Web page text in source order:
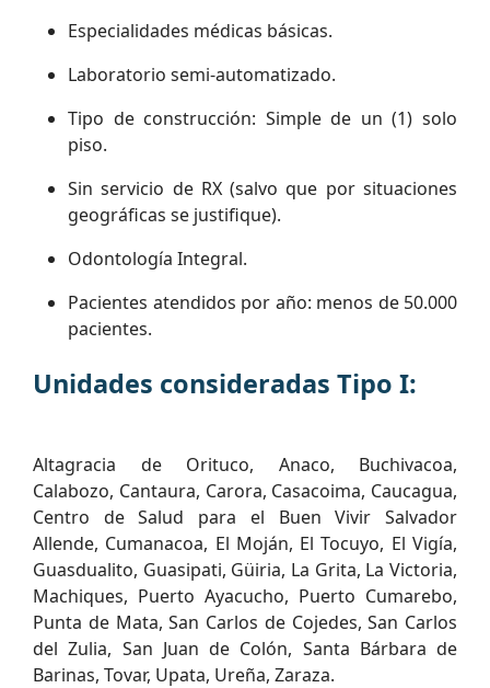
Especialidades médicas básicas.
Laboratorio semi-automatizado.
Tipo de construcción: Simple de un (1) solo
piso.
Sin servicio de RX (salvo que por situaciones
geográficas se justifique).
Odontología Integral.
Pacientes atendidos por año: menos de 50.000
pacientes.
Unidades consideradas Tipo I:
Altagracia de Orituco, Anaco, Buchivacoa,
Calabozo, Cantaura, Carora, Casacoima, Caucagua,
Centro de Salud para el Buen Vivir Salvador
Allende, Cumanacoa, El Moján, El Tocuyo, El Vigía,
Guasdualito, Guasipati, Güiria, La Grita, La Victoria,
Machiques, Puerto Ayacucho, Puerto Cumarebo,
Punta de Mata, San Carlos de Cojedes, San Carlos
del Zulia, San Juan de Colón, Santa Bárbara de
Barinas, Tovar, Upata, Ureña, Zaraza.